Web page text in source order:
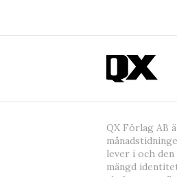
QX Förlag AB
lever i och
mängd